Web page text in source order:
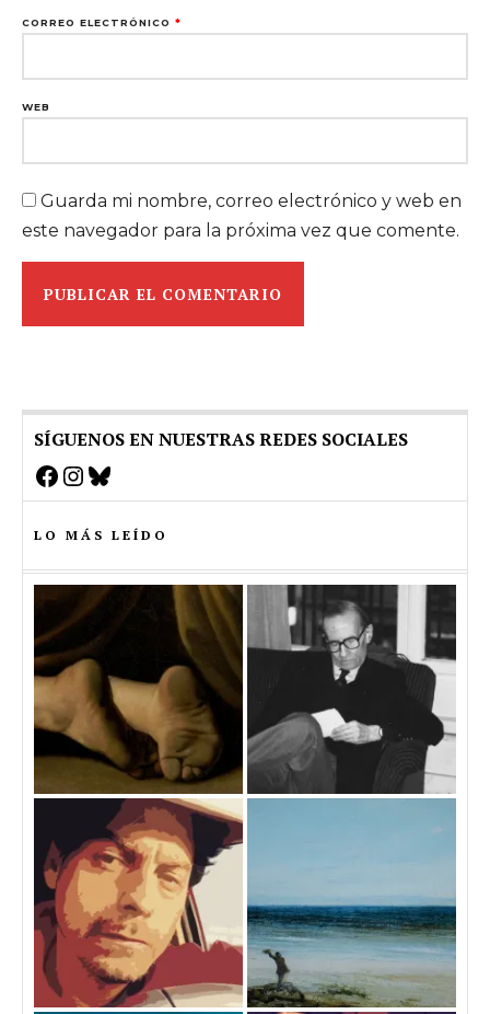
CORREO ELECTRÓNICO *
WEB
Guarda mi nombre, correo electrónico y web en
este navegador para la próxima vez que comente.
SÍGUENOS EN NUESTRAS REDES SOCIALES
Facebook
Instagram
Bluesky
LO MÁS LEÍDO